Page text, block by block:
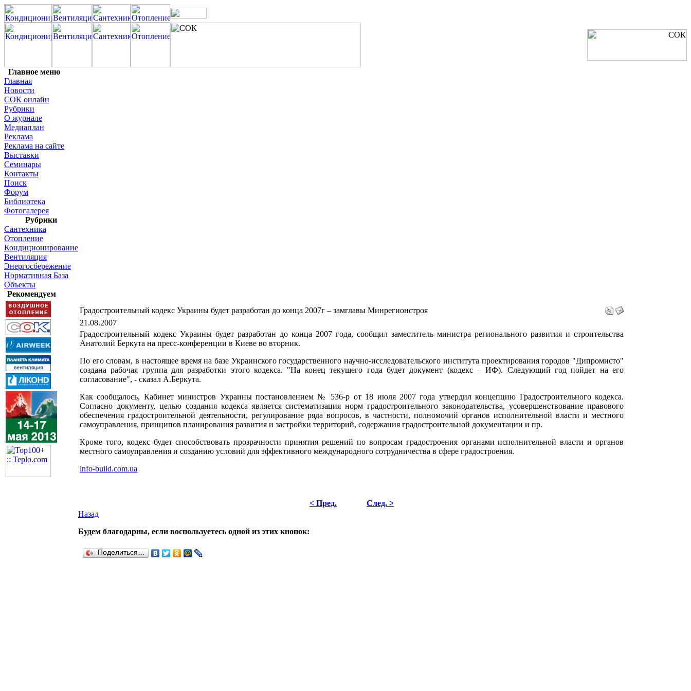
Главное меню
Главная
Новости
СОК онлайн
Рубрики
О журнале
Медиаплан
Реклама
Реклама на сайте
Выставки
Семинары
Контакты
Поиск
Форум
Библиотека
Фотогалерея
Рубрики
Сантехника
Отопление
Кондиционирование
Вентиляция
Энергосбережение
Нормативная База
Объекты
Рекомендуем
Градостроительный кодекс Украины будет разработан до конца 2007г – замглавы Минрегионстроя
21.08.2007
Градостроительный кодекс Украины будет разработан до конца 2007 года, сообщил заместитель министра регионального развития и строительства
Анатолий Беркута на пресс-конференции в Киеве во вторник.
По его словам, в настоящее время на базе Украинского государственного научно-исследовательского института проектирования городов "Дипромисто"
создана рабочая группа для разработки этого кодекса. "На конец текущего года будет документ (кодекс – ИФ). Следующий год пойдет на его
согласование", - сказал А.Беркута.
Как сообщалось, Кабинет министров Украины постановлением № 536-р от 18 июля 2007 года утвердил концепцию Градостроительного кодекса.
Согласно документу, целью создания кодекса является систематизация норм градостроительного законодательства, усовершенствование правового
обеспечения градостроительной деятельности, регулирование ряда вопросов, в частности, полномочий органов исполнительной власти и местного
самоуправления, принципов планирования развития и застройки территорий, содержания градостроительной документации и пр.
Кроме того, кодекс будет способствовать прозрачности принятия решений по вопросам градостроения органами исполнительной власти и органов
местного самоуправления и созданию условий для эффективного международного сотрудничества в сфере градостроения.
info-build.com.ua
< Пред.
След. >
Назад
Будем благодарны, если воспользуетесь одной из этих кнопок:
Поделиться…